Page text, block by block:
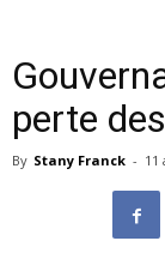
perte
By Stany Franck - 11